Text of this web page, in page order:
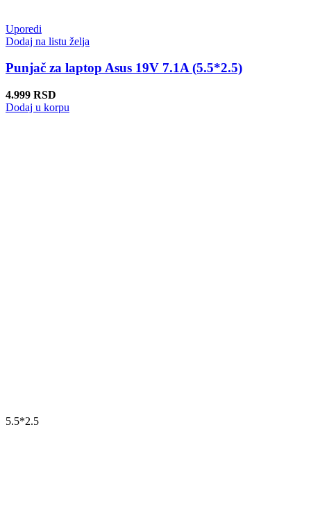
Uporedi
Dodaj na listu želja
Punjač za laptop Asus 19V 7.1A (5.5*2.5)
4.999 RSD
Dodaj u korpu
5.5*2.5